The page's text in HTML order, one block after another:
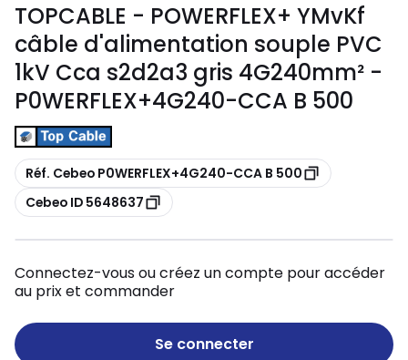
TOPCABLE - POWERFLEX+ YMvKf
câble d'alimentation souple PVC
1kV Cca s2d2a3 gris 4G240mm² -
P0WERFLEX+4G240-CCA B 500
Copier
Réf. Cebeo P0WERFLEX+4G240-CCA B 500
Copier
Cebeo ID 5648637
Connectez-vous ou créez un compte pour accéder
au prix et commander
Se connecter